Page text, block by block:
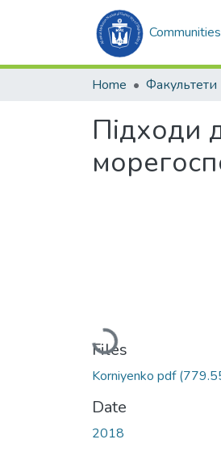
Home Факультети
Підходи
Loading...
Files
Korniyenko pdf
Date
2018